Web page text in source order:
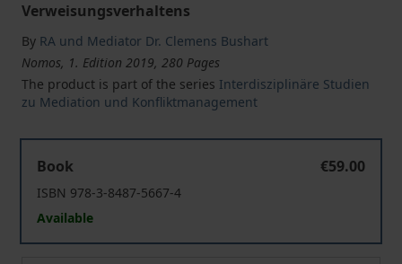
Verweisungsverhaltens
By RA und Mediator Dr. Clemens Bushart
Nomos, 1. Edition 2019, 280 Pages
The product is part of the series Interdisziplinäre Studien
zu Mediation und Konfliktmanagement
Book
€59.00
ISBN 978-3-8487-5667-4
Available